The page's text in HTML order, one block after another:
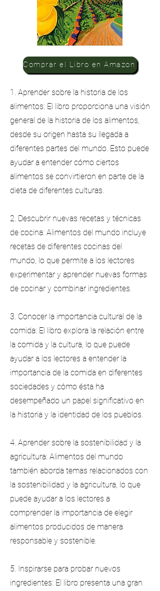
Comprar el Libro en Amazon
1. Aprender sobre la historia de los
alimentos: El libro proporciona una visión
general de la historia de los alimentos,
desde su origen hasta su llegada a
diferentes partes del mundo. Esto puede
ayudar a entender cómo ciertos
alimentos se convirtieron en parte de la
dieta de diferentes culturas.
2. Descubrir nuevas recetas y técnicas
de cocina: Alimentos del mundo incluye
recetas de diferentes cocinas del
mundo, lo que permite a los lectores
experimentar y aprender nuevas formas
de cocinar y combinar ingredientes.
3. Conocer la importancia cultural de la
comida: El libro explora la relación entre
la comida y la cultura, lo que puede
ayudar a los lectores a entender la
importancia de la comida en diferentes
sociedades y cómo ésta ha
desempeñado un papel significativo en
la historia y la identidad de los pueblos.
4. Aprender sobre la sostenibilidad y la
agricultura: Alimentos del mundo
también aborda temas relacionados con
la sostenibilidad y la agricultura, lo que
puede ayudar a los lectores a
comprender la importancia de elegir
alimentos producidos de manera
responsable y sostenible.
5. Inspirarse para probar nuevos
ingredientes: El libro presenta una gran